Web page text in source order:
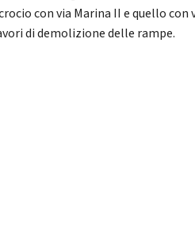
con via Marina II e quello con
di demolizione delle rampe.